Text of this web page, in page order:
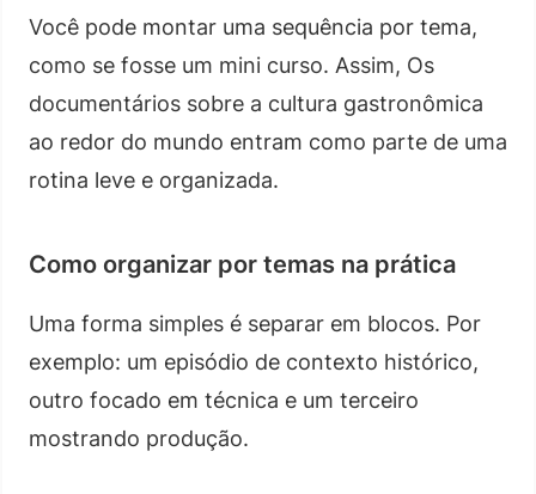
Você pode montar uma sequência por tema,
como se fosse um mini curso. Assim, Os
documentários sobre a cultura gastronômica
ao redor do mundo entram como parte de uma
rotina leve e organizada.
Como organizar por temas na prática
Uma forma simples é separar em blocos. Por
exemplo: um episódio de contexto histórico,
outro focado em técnica e um terceiro
mostrando produção.